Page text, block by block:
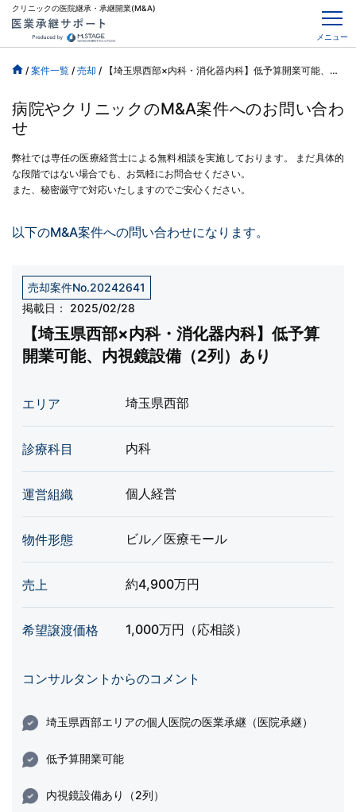
クリニックの医院継承・承継開業(M&A)
メニュー
/ 案件一覧 / 売却 / 【埼玉県西部×内科・消化器内科】低予算開業可能、内視鏡設備（2列）あり
病院やクリニックのM&A案件へのお問い合わ
せ
弊社では専任の医療経営士による無料相談を実施しております。
まだ具体的
な段階ではない場合でも、お気軽にお問合せください。
また、秘密厳守で対応いたしますのでご安心ください。
以下のM&A案件への問い合わせになります。
売却案件No.20242641
掲載日：
2025/02/28
【埼玉県西部×内科・消化器内科】低予算
開業可能、内視鏡設備（2列）あり
エリア 埼玉県西部
診療科目 内科
運営組織 個人経営
物件形態 ビル／医療モール
売上 約4,900万円
希望譲渡価格 1,000万円（応相談）
コンサルタントからのコメント
埼玉県西部エリアの個人医院の医業承継（医院承継）
低予算開業可能
内視鏡設備あり（2列）